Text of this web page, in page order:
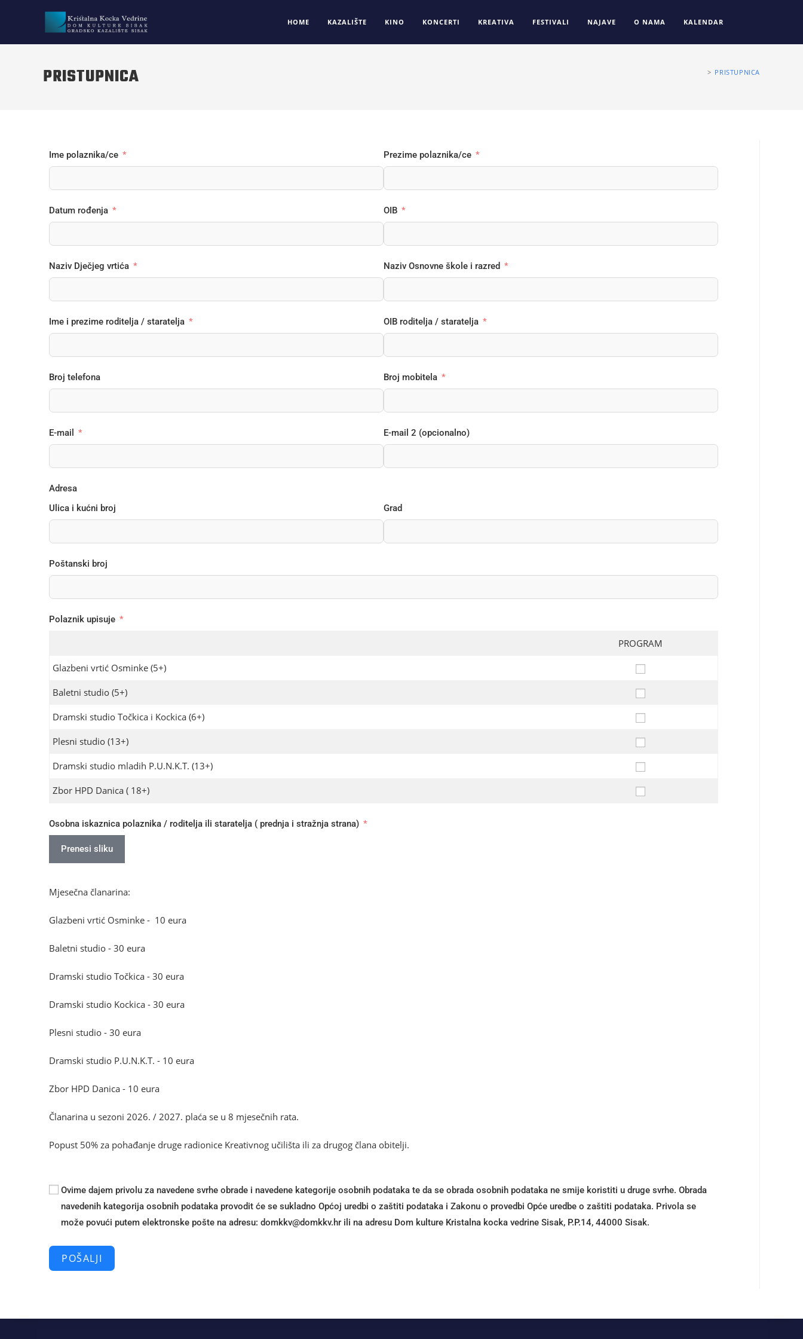
HOME KAZALIŠTE KINO KONCERTI KREATIVA FESTIVALI NAJAVE O NAMA KALENDAR
PRISTUPNICA > PRISTUPNICA
Ime polaznika/ce Prezime polaznika/ce
Datum rođenja OIB
Naziv Dječjeg vrtića Naziv Osnovne škole i razred
Ime i prezime roditelja / staratelja OIB roditelja / staratelja
Broj telefona Broj mobitela
E-mail E-mail 2 (opcionalno)
Adresa
Ulica i kućni broj
Grad
Poštanski broj
Polaznik upisuje
PROGRAM
Glazbeni vrtić Osminke (5+)
Baletni studio (5+)
Dramski studio Točkica i Kockica (6+)
Plesni studio (13+)
Dramski studio mladih P.U.N.K.T. (13+)
Zbor HPD Danica ( 18+)
Osobna iskaznica polaznika / roditelja ili staratelja ( prednja i stražnja strana)
Prenesi sliku
Mjesečna članarina:
Glazbeni vrtić Osminke - 10 eura
Baletni studio - 30 eura
Dramski studio Točkica - 30 eura
Dramski studio Kockica - 30 eura
Plesni studio - 30 eura
Dramski studio P.U.N.K.T. - 10 eura
Zbor HPD Danica - 10 eura
Članarina u sezoni 2026. / 2027. plaća se u 8 mjesečnih rata.
Popust 50% za pohađanje druge radionice Kreativnog učilišta ili za drugog člana obitelji.
Ovime dajem privolu za navedene svrhe obrade i navedene kategorije osobnih podataka te da se obrada osobnih podataka ne smije koristiti u druge svrhe. Obrada
navedenih kategorija osobnih podataka provodit će se sukladno Općoj uredbi o zaštiti podataka i Zakonu o provedbi Opće uredbe o zaštiti podataka. Privola se
može povući putem elektronske pošte na adresu:
rh.vkkmod
@vkkmod ili na adresu Dom kulture Kristalna kocka vedrine Sisak, P.P.14, 44000 Sisak.
POŠALJI